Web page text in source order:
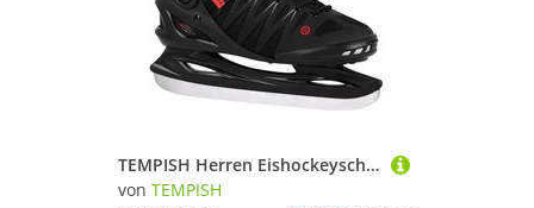
TEMPISH Herren Eishockeyschuhe Eishockeyschlittschuh CROX.X - Herren
von TEMPISH